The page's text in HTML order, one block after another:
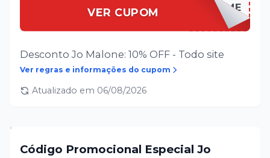
VER CUPOM WELCOME
Desconto Jo Malone: 10% OFF - Todo site
Ver regras e informações do cupom
Atualizado em 06/08/2026
Código Promocional Especial Jo